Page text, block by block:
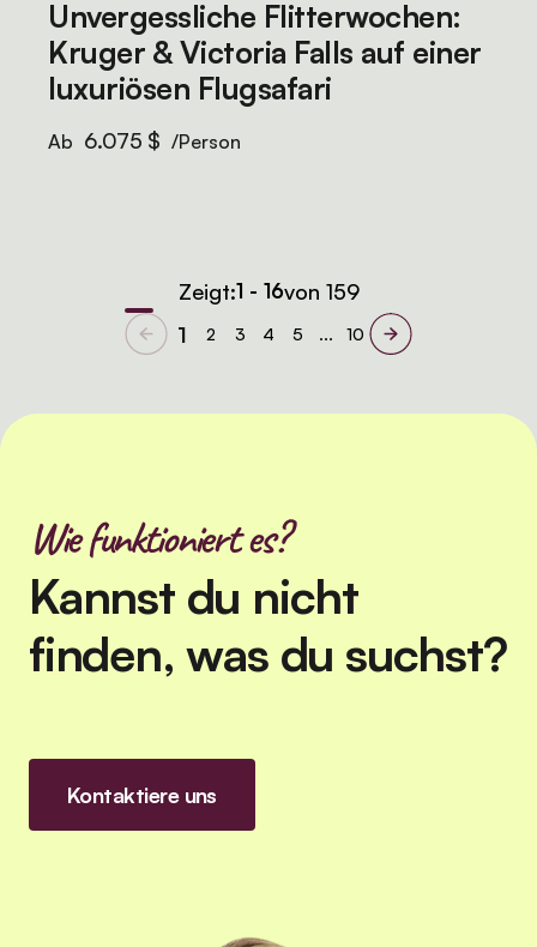
Unvergessliche Flitterwochen:
Kruger & Victoria Falls auf einer
luxuriösen Flugsafari
Ab 6.075 $ /Person
Zeigt:1 - 16von 159
1
2 3 4 5 ... 10
Wie funktioniert es?
Kannst du nicht
finden, was du suchst?
Kontaktiere uns